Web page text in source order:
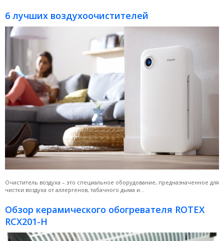
6 лучших воздухоочистителей
Очиститель воздуха – это специальное оборудование, предназначенное для
чистки воздуха от аллергенов, табачного дыма и...
Обзор керамического обогревателя ROTEX
RCX201-H